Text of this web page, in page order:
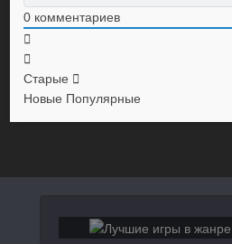
0 комментариев
Старые
Новые Популярные